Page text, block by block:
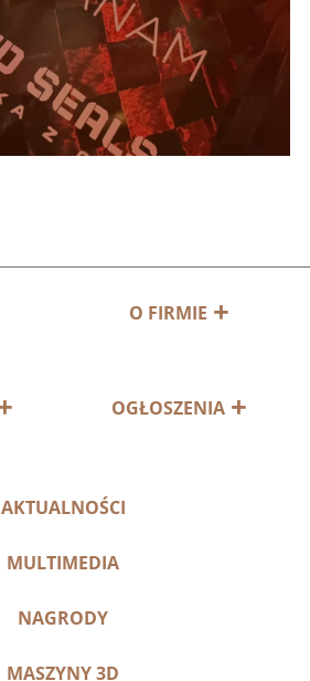
O FIRMIE
OGŁOSZENIA
AKTUALNOŚCI
MULTIMEDIA
NAGRODY
MASZYNY 3D